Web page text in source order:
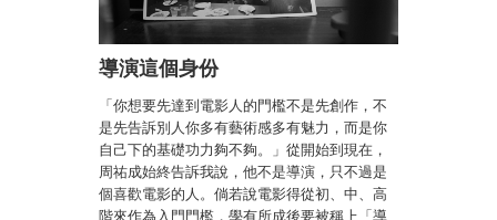
導演這個身份
「你想要先達到電影人的門檻不是先創作，不
是先告訴別人你多有藝術感多有魅力，而是你
自己下的基礎功力夠不夠。」從開始到現在，
周祐成始終告訴我說，他不是導演，只不過是
個喜歡電影的人。倘若說電影得從初、中、高
階來作為入門門檻，學有所成後要被稱上「導